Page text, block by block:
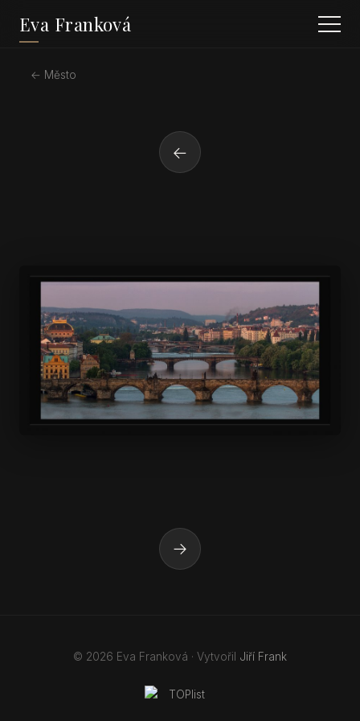
Eva Franková
← Město
←
→
© 2026 Eva Franková · Vytvořil Jiří Frank